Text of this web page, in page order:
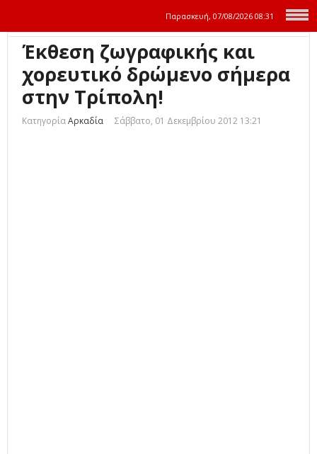
Παρασκευή, 07/08/2026 08:31
Έκθεση ζωγραφικής και
χορευτικό δρώμενο σήμερα
στην Τρίπολη!
ΚατηγορίαΑρκαδία Σάββατο, 01 Δεκεμβρίου 2012 13:21